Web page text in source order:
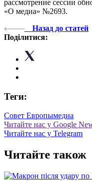
рассмотрение сессии
«О медиа» №2693.
Назад до статей
Поділитися:
Теги:
Совет Европымедиа
Читайте нас у Google
Читайте нас у Telegram
Читайте також